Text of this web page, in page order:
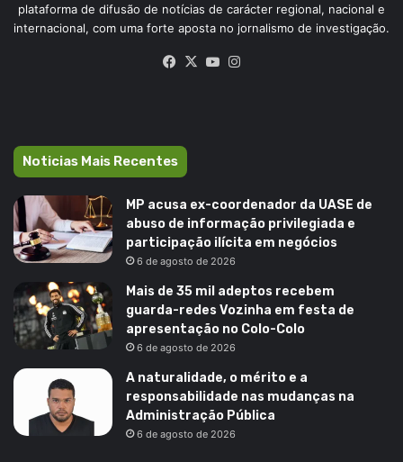
plataforma de difusão de notícias de carácter regional, nacional e
internacional, com uma forte aposta no jornalismo de investigação.
Facebook
X YouTube
Noticias Mais Recentes
MP acusa ex-coordenador da UASE de
abuso de informação privilegiada e
participação ilícita em negócios
6 de agosto de 2026
Mais de 35 mil adeptos recebem
guarda-redes Vozinha em festa de
apresentação no Colo-Colo
6 de agosto de 2026
A naturalidade, o mérito e a
responsabilidade nas mudanças na
Administração Pública
6 de agosto de 2026